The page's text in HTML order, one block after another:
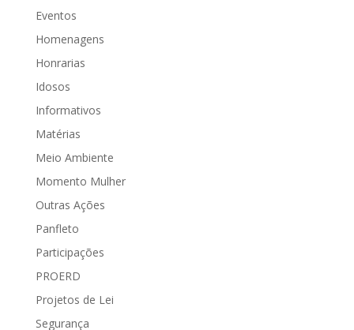
Eventos
Homenagens
Honrarias
Idosos
Informativos
Matérias
Meio Ambiente
Momento Mulher
Outras Ações
Panfleto
Participações
PROERD
Projetos de Lei
Segurança